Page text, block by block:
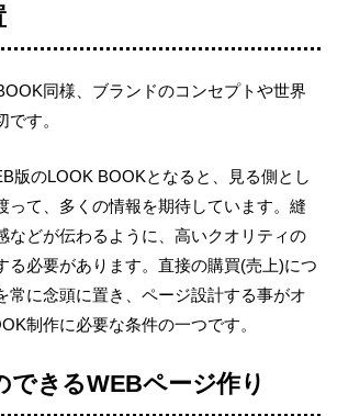
同様、ブランドのコンセプトや世界
す。
版のLOOK BOOKとなると、見る側とし
って、多くの情報を期待しています。縫
などが伝わるように、高いクオリティの
る必要があります。直接の購買(売上)につ
常に念頭に置き、ページ設計する事がオ
制作に必要な条件の一つです。
できるWEBページ作り